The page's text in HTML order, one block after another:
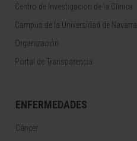
Centro de Investigacion de la Clínica
Campus de la Universidad de Navarra
Organización
Portal de Transparencia
ENFERMEDADES
Cáncer